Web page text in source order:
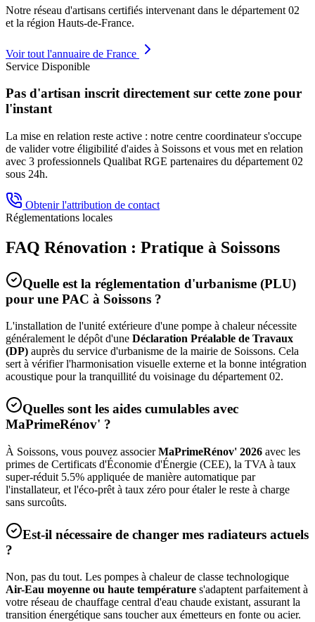
Notre réseau d'artisans certifiés intervenant dans le département 02
et la région Hauts-de-France.
Voir tout l'annuaire de France
Service Disponible
Pas d'artisan inscrit directement sur cette zone pour
l'instant
La mise en relation reste active : notre centre coordinateur s'occupe
de valider votre éligibilité d'aides à Soissons et vous met en relation
avec 3 professionnels Qualibat RGE partenaires du département 02
sous 24h.
Obtenir l'attribution de contact
Réglementations locales
FAQ Rénovation : Pratique à Soissons
Quelle est la réglementation d'urbanisme (PLU)
pour une PAC à Soissons ?
L'installation de l'unité extérieure d'une pompe à chaleur nécessite
généralement le dépôt d'une Déclaration Préalable de Travaux
(DP) auprès du service d'urbanisme de la mairie de Soissons. Cela
sert à vérifier l'harmonisation visuelle externe et la bonne intégration
acoustique pour la tranquillité du voisinage du département02.
Quelles sont les aides cumulables avec
MaPrimeRénov' ?
À Soissons, vous pouvez associerMaPrimeRénov' 2026 avec les
primes de Certificats d'Économie d'Énergie (CEE), la TVA à taux
super-réduit 5.5% appliquée de manière automatique par
l'installateur, et l'éco-prêt à taux zéro pour étaler le reste à charge
sans surcoûts.
Est-il nécessaire de changer mes radiateurs actuels
?
Non, pas du tout. Les pompes à chaleur de classe technologique
Air-Eau moyenne ou haute température s'adaptent parfaitement à
votre réseau de chauffage central d'eau chaude existant, assurant la
transition énergétique sans toucher aux émetteurs en fonte ou acier.